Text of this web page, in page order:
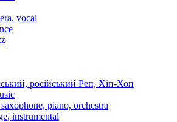
vocal
російський Реп, Хіп-Хоп
piano, orchestra
instrumental